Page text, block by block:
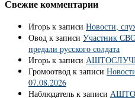
Свежие комментарии
Игорь к записи Новости,
Овод к записи Участник
предали русского солдата
Игорь к записи
Громоотвод к записи
07.08.2026
Наблюдатель к записи